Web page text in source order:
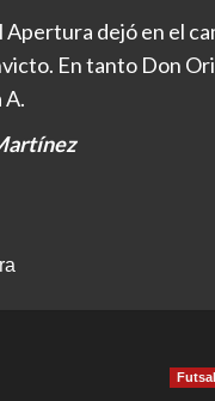
Apertura dejó en el
En tanto Don
A.